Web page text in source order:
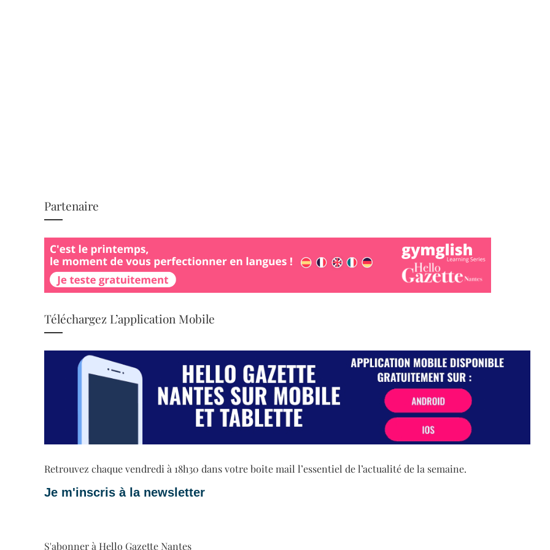
Partenaire
Téléchargez L’application Mobile
Retrouvez chaque vendredi à 18h30 dans votre boite mail l’essentiel de l’actualité de la semaine.
Je m'inscris à la newsletter
S'abonner à Hello Gazette Nantes